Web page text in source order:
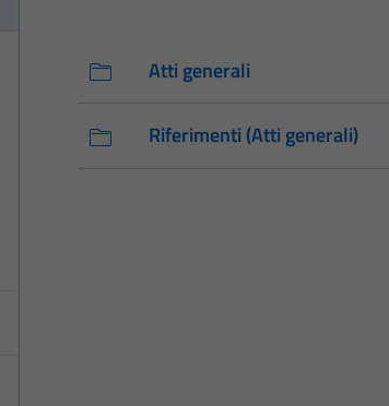
Atti generali
Riferimenti (Atti generali)